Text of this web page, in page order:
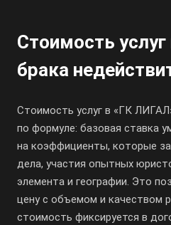
Стоимость
брака
Стоимость услуг в «ГК
по формуле: базовая ставка
на коэффициенты, которые
дела, участия опытных
элемента и географии. Это
цену с объемом и качеством
стоимость фиксируется в